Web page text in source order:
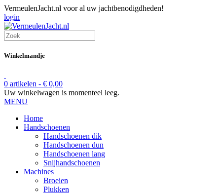
VermeulenJacht.nl voor al uw jachtbenodigdheden!
login
Winkelmandje
0 artikelen - € 0,00
Uw winkelwagen is momenteel leeg.
MENU
Home
Handschoenen
Handschoenen dik
Handschoenen dun
Handschoenen lang
Snijhandschoenen
Machines
Broeien
Plukken